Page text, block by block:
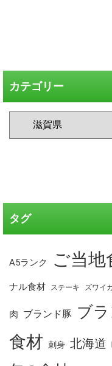
カテゴリー
タグ
A5ランク ご当地
ナル食材 ステーキ ズワイ
肉 ブランド豚 ブ
食材 刺身 北海道